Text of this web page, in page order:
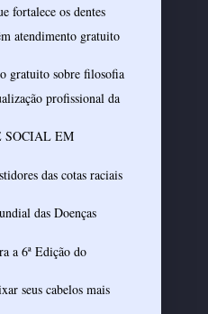
fortalece os dentes
atendimento gratuito
gratuito sobre filosofia
profissional da
SOCIAL EM
das cotas raciais
das Doenças
a 6ª Edição do
seus cabelos mais